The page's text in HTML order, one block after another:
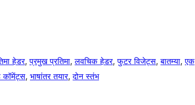
हेडर, प्रमुख प्रतिमा, लवचिक हेडर, फुटर विजेट्स, बातम्या, एक
कॉमेंट्स, भाषांतर तयार, दोन स्तंभ